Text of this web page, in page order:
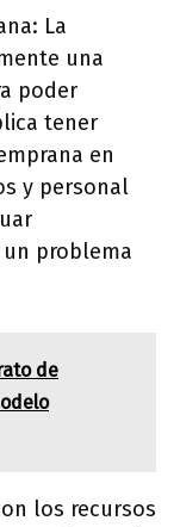
La
una
poder
tener
en
y personal
problema
de
los recursos